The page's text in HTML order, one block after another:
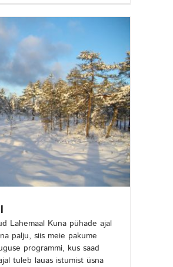
Lahemaal Kuna pühade ajal
palju, siis meie pakume
programmi, kus saad
tuleb lauas istumist üsna